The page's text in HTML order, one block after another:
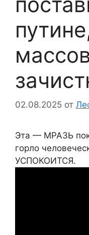
02.08.2025 от
Эта — МРАЗЬ
горло
УСПОКОИТСЯ.